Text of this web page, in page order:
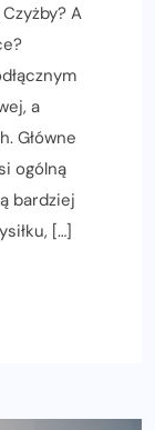
A
a
Główne
ogólną
bardziej
[…]